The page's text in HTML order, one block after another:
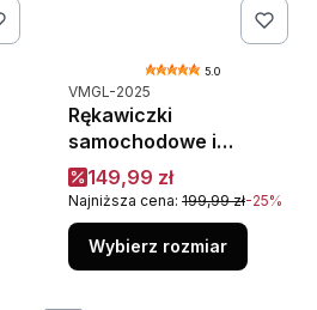
5.0
Kod produktu
VMGL-2025
Rękawiczki
samochodowe i
motocyklowe dla
kierowców skórzane
Vermari Milano
Cena promocyjna
149,99 zł
Najniższa cena: 199,99 zł-25%
Wybierz rozmiar